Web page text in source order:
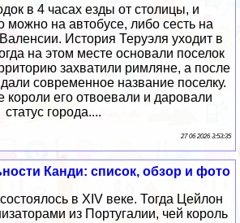
в 4 часах езды от столицы, и
можно на автобусе, либо сесть на
История Теруэля уходит в
на этом месте основали поселок
захватили римляне, а после
современное название поселку.
короли его отвоевали и даровали
статус города....
27 06 2026 3:53:35
Канди: список, обзор и фото
в XIV веке. Тогда Цейлон
из Португалии, чей король